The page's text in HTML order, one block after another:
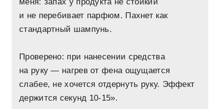
и не перебивает парфюм. Пахнет как
стандартный шампунь.
Проверено: при нанесении средства
на руку — нагрев от фена ощущается
слабее, не хочется отдернуть руку. Эффект
держится секунд 10-15».